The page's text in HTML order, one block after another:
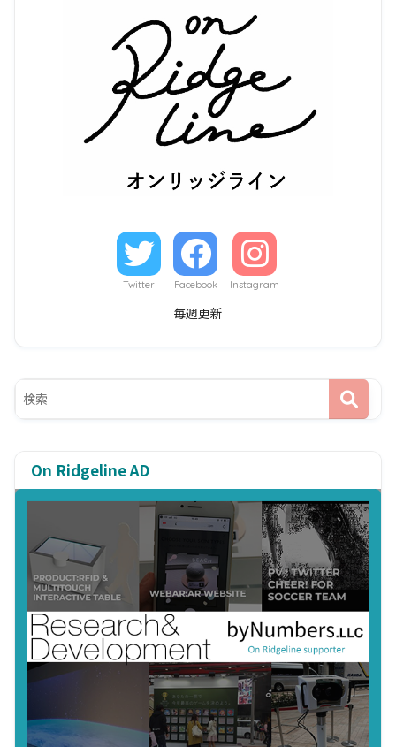
Twitter Facebook Instagram
毎週更新
On Ridgeline AD